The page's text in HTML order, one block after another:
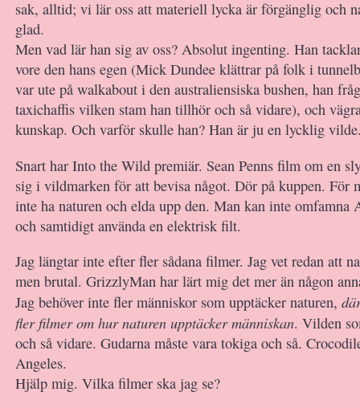
sak, alltid; vi lär oss att materiell lycka är förgänglig och
glad.
Men vad lär han sig av oss? Absolut ingenting. Han
vore den hans egen (Mick Dundee klättrar på folk i
var ute på walkabout i den australiensiska bushen, han
taxichaffis vilken stam han tillhör och så vidare), och
kunskap. Och varför skulle han? Han är ju en lycklig
Snart har Into the Wild premiär. Sean Penns film om en
sig i vildmarken för att bevisa något. Dör på kuppen. För
inte ha naturen och elda upp den. Man kan inte omfamna
och samtidigt använda en elektrisk filt.
Jag längtar inte efter fler sådana filmer. Jag vet redan att
men brutal. GrizzlyMan har lärt mig det mer än någon
Jag behöver inte fler människor som upptäcker naturen,
fler filmer om hur naturen upptäcker människan. Vilden
och så vidare. Gudarna måste vara tokiga och så.
Angeles.
Hjälp mig. Vilka filmer ska jag se?